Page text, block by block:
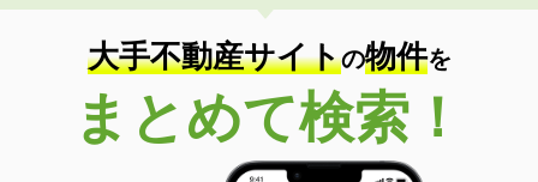
大手不動産サイトの物件を
まとめて検索！